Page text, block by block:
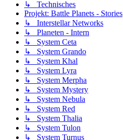
↳ Technisches
Projekt: Battle Planets - Stories
↳ Interstellar Networks
↳ Planeten - Intern
↳ System Ceta
↳ System Grando
↳ System Khal
↳ System Lyra
↳ System Merpha
↳ System Mystery
↳ System Nebula
↳ System Red
↳ System Thalia
↳ System Tulon
↳ System Turnus